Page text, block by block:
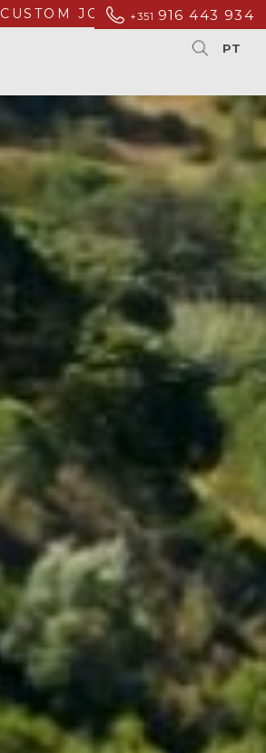
CUSTOM JOURNEYS
+351 916 443 934